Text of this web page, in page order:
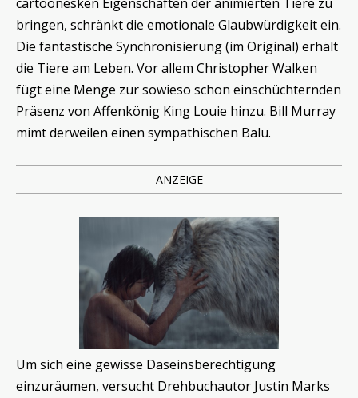
bringen, schränkt die emotionale Glaubwürdigkeit ein.
Die fantastische Synchronisierung (im Original) erhält
die Tiere am Leben. Vor allem Christopher Walken
fügt eine Menge zur sowieso schon einschüchternden
Präsenz von Affenkönig King Louie hinzu. Bill Murray
mimt derweilen einen sympathischen Balu.
ANZEIGE
Um sich eine gewisse Daseinsberechtigung
einzuräumen, versucht Drehbuchautor Justin Marks